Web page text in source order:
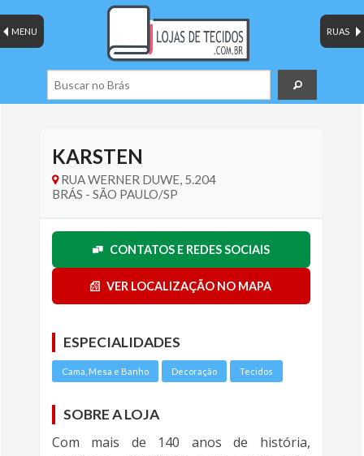
RUAS
MENU
KARSTEN
RUA WERNER DUWE, 5.204
BRÁS - SÃO PAULO/SP
CONTATOS E REDES SOCIAIS
VER LOCALIZAÇÃO NO MAPA
ESPECIALIDADES
Cama, Mesa e Banho Decoração Tecidos
SOBRE A LOJA
Com mais de 140 anos de história,